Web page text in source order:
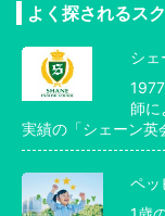
よく探されるス
シェ
師に
実績の「シェーン英
ペッ